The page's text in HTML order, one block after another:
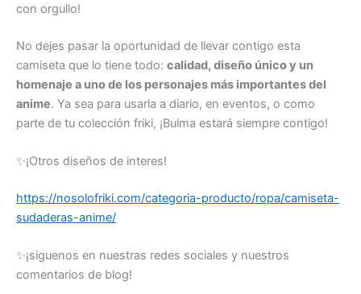
con orgullo!
No dejes pasar la oportunidad de llevar contigo esta
camiseta que lo tiene todo: calidad, diseño único y un
homenaje a uno de los personajes más importantes del
anime. Ya sea para usarla a diario, en eventos, o como
parte de tu colección friki, ¡Bulma estará siempre contigo!
✨¡Otros diseños de interes!
https://nosolofriki.com/categoria-producto/ropa/camiseta-
sudaderas-anime/
✨¡siguenos en nuestras redes sociales y nuestros
comentarios de blog!